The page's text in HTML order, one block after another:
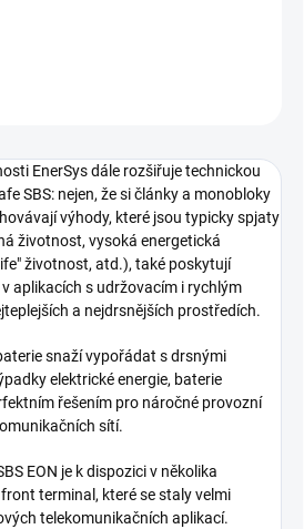
EnerSys dále rozšiřuje technickou
SBS: nejen, že si články a monobloky
výhody, které jsou typicky spjaty
životnost, vysoká energetická
životnost, atd.), také poskytují
aplikacích s udržovacím i rychlým
a nejdrsnějších prostředích.
snaží vypořádat s drsnými
elektrické energie, baterie
řešením pro náročné provozní
sítí.
EON je k dispozici v několika
terminal, které se staly velmi
telekomunikačních aplikací.